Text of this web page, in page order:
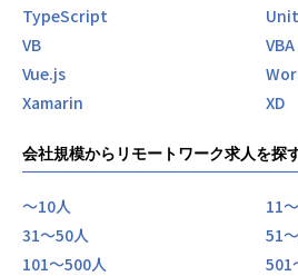
TypeScript
VB
VBA
Vue.js
Xamarin
XD
会社規模からリモートワーク求人を探
〜10人
11
31〜50人
51
101〜500人
501